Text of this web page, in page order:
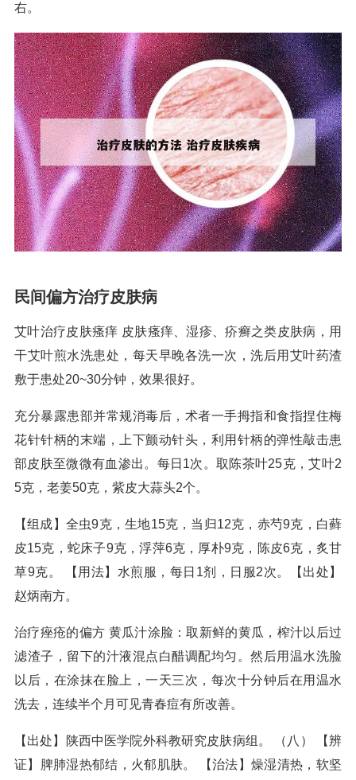
右。
民间偏方治疗皮肤病
艾叶治疗皮肤瘙痒 皮肤瘙痒、湿疹、疥癣之类皮肤病，用
干艾叶煎水洗患处，每天早晚各洗一次，洗后用艾叶药渣
敷于患处20~30分钟，效果很好。
充分暴露患部并常规消毒后，术者一手拇指和食指捏住梅
花针针柄的末端，上下颤动针头，利用针柄的弹性敲击患
部皮肤至微微有血渗出。每日1次。取陈茶叶25克，艾叶2
5克，老姜50克，紫皮大蒜头2个。
【组成】全虫9克，生地15克，当归12克，赤芍9克，白藓
皮15克，蛇床子9克，浮萍6克，厚朴9克，陈皮6克，炙甘
草9克。 【用法】水煎服，每日1剂，日服2次。【出处】
赵炳南方。
治疗痤疮的偏方 黄瓜汁涂脸：取新鲜的黄瓜，榨汁以后过
滤渣子，留下的汁液混点白醋调配均匀。然后用温水洗脸
以后，在涂抹在脸上，一天三次，每次十分钟后在用温水
洗去，连续半个月可见青春痘有所改善。
【出处】陕西中医学院外科教研究皮肤病组。 （八） 【辨
证】脾肺湿热郁结，火郁肌肤。 【治法】燥湿清热，软坚